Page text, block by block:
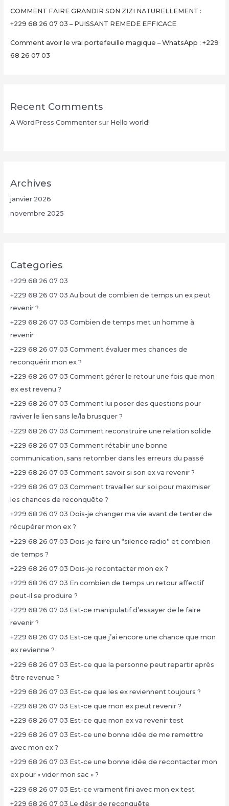
Minutes
+229
26
07
COMMENT FAIRE GRANDIR SON ZIZI NATURELLEMENT :
+229 68 26 07 03 – PUISSANT REMEDE EFFICACE
Comment avoir le vrai portefeuille magique – WhatsApp : +229
68 26 07 03
Recent Comments
A WordPress Commentersur Hello world!
Archives
janvier 2026
novembre 2025
Categories
+229 68 26 07 03
+229 68 26 07 03 Au bout de combien de temps un ex peut
revenir ?
+229 68 26 07 03 Combien de temps met un homme à
revenir
+229 68 26 07 03 Comment évaluer mes chances de
reconquérir mon ex ?
+229 68 26 07 03 Comment gérer le retour une fois que mon
ex est revenu ?
+229 68 26 07 03 Comment lui poser des questions pour
raviver le lien sans le/la brusquer ?
+229 68 26 07 03 Comment reconstruire une relation solide
+229 68 26 07 03 Comment rétablir une bonne
communication, sans retomber dans les erreurs du passé
+229 68 26 07 03 Comment savoir si son ex va revenir ?
+229 68 26 07 03 Comment travailler sur soi pour maximiser
les chances de reconquête ?
+229 68 26 07 03 Dois-je changer ma vie avant de tenter de
récupérer mon ex ?
+229 68 26 07 03 Dois-je faire un “silence radio” et combien
de temps ?
+229 68 26 07 03 Dois-je recontacter mon ex ?
+229 68 26 07 03 En combien de temps un retour affectif
peut-il se produire ?
+229 68 26 07 03 Est-ce manipulatif d’essayer de le faire
revenir ?
+229 68 26 07 03 Est-ce que j’ai encore une chance que mon
ex revienne ?
+229 68 26 07 03 Est-ce que la personne peut repartir après
être revenue ?
+229 68 26 07 03 Est-ce que les ex reviennent toujours ?
+229 68 26 07 03 Est-ce que mon ex peut revenir ?
+229 68 26 07 03 Est-ce que mon ex va revenir test
+229 68 26 07 03 Est-ce une bonne idée de me remettre
avec mon ex ?
+229 68 26 07 03 Est-ce une bonne idée de recontacter mon
ex pour « vider mon sac » ?
+229 68 26 07 03 Est-ce vraiment fini avec mon ex test
+229 68 26 07 03 Le désir de reconquête